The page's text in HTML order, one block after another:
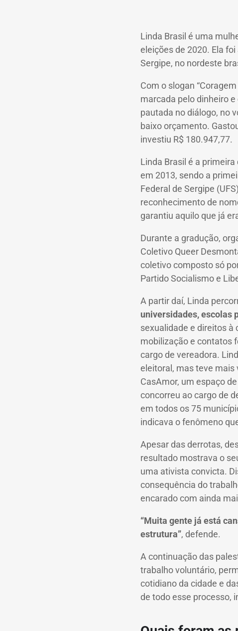
Linda Brasil é uma
eleições de 2020. Ela
Sergipe, no nordeste
Com o slogan
marcada pelo dinheiro
pautada no diálogo, no
baixo orçamento.
investiu R$ 180.947,77.
Linda Brasil é a
em 2013, sendo a
Federal de Sergipe
reconhecimento de
garantiu aquilo que já
Durante a gradução,
Coletivo Queer
coletivo composto só
Partido Socialismo e
A partir daí, Linda
universidades, escolas
sexualidade e direitos à
mobilização e contatos
cargo de vereadora.
eleitoral, mas teve mais
CasAmor, um espaço
concorreu ao cargo de
em todos os 75
indicava o fenômeno
Apesar das derrotas,
resultado mostrava o
uma ativista convicta.
consequência do
encarado com ainda
“Muita gente já está
estrutura”, defende.
A continuação das
trabalho voluntário,
cotidiano da cidade e
de todo esse processo,